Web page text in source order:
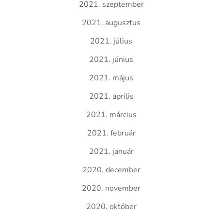
2021. szeptember
2021. augusztus
2021. július
2021. június
2021. május
2021. április
2021. március
2021. február
2021. január
2020. december
2020. november
2020. október